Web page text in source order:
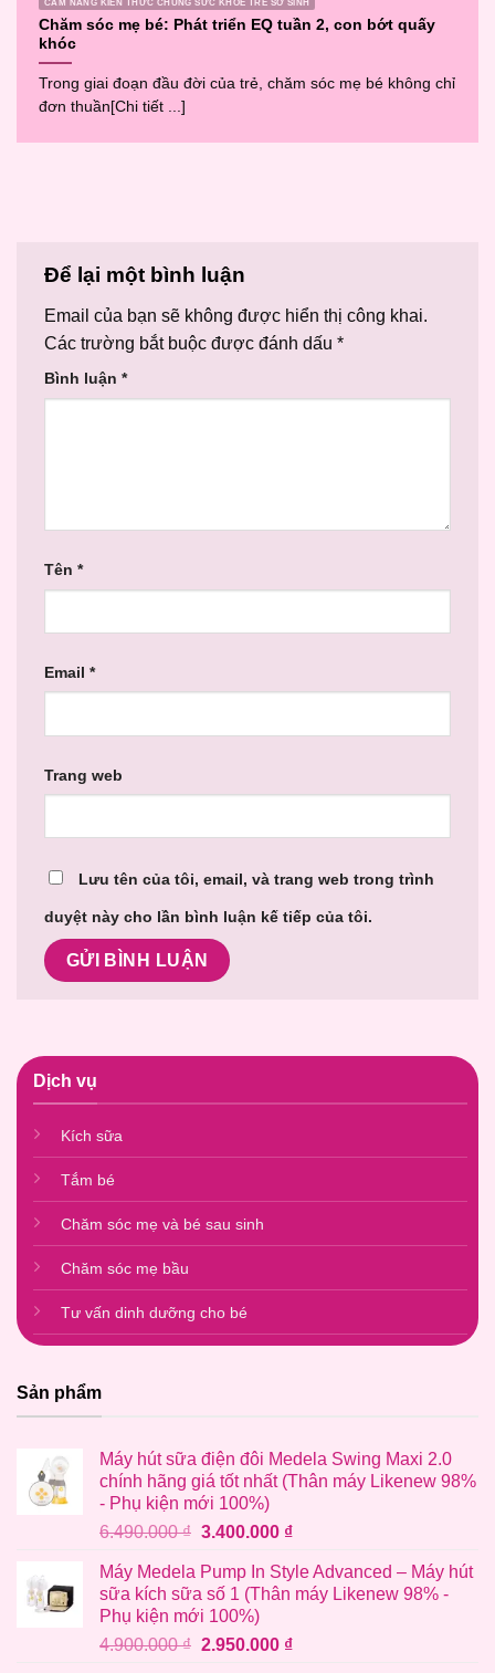
CẨM NANG KIẾN THỨC CHUNG SỨC KHỎE TRẺ SƠ SINH
Chăm sóc mẹ bé: Phát triển EQ tuần 2, con bớt quấy
khóc
Trong giai đoạn đầu đời của trẻ, chăm sóc mẹ bé không chỉ
đơn thuần[Chi tiết ...]
Để lại một bình luận
Email của bạn sẽ không được hiển thị công khai.
Các trường bắt buộc được đánh dấu *
Bình luận *
Tên *
Email *
Trang web
Lưu tên của tôi, email, và trang web trong trình
duyệt này cho lần bình luận kế tiếp của tôi.
Dịch vụ
Kích sữa
Tắm bé
Chăm sóc mẹ và bé sau sinh
Chăm sóc mẹ bầu
Tư vấn dinh dưỡng cho bé
Sản phẩm
Máy hút sữa điện đôi Medela Swing Maxi 2.0
chính hãng giá tốt nhất (Thân máy Likenew 98%
- Phụ kiện mới 100%)
6.490.000₫ Giá
là:
6.490.000 ₫.
3.400.000 ₫Giá
tại
là:
Máy Medela Pump In Style Advanced – Máy hút
sữa kích sữa số 1 (Thân máy Likenew 98% -
Phụ kiện mới 100%)
4.900.000₫ Giá
2.950.000 ₫Giá